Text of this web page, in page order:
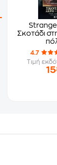
Σκοτάδι
4.7
Τιμή
15